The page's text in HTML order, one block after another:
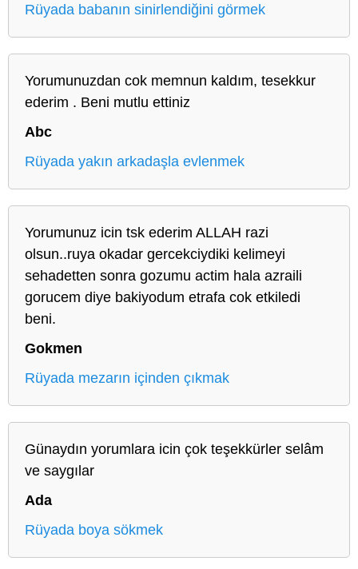
Rüyada babanın sinirlendiğini görmek
Yorumunuzdan cok memnun kaldım, tesekkur
ederim . Beni mutlu ettiniz
Abc
Rüyada yakın arkadaşla evlenmek
Yorumunuz icin tsk ederim ALLAH razi
olsun..ruya okadar gercekciydiki kelimeyi
sehadetten sonra gozumu actim hala azraili
gorucem diye bakiyodum etrafa cok etkiledi
beni.
Gokmen
Rüyada mezarın içinden çıkmak
Günaydın yorumlara icin çok teşekkürler selâm
ve saygılar
Ada
Rüyada boya sökmek